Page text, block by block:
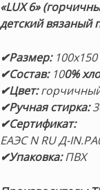
«LUX 6»
детский вязаный
✔Размер:100х150
✔Состав:100%
✔Цвет:
✔Ручная стирка:
✔Сертификат:
ЕАЭС N RU Д-
✔Упаковка:ПВХ